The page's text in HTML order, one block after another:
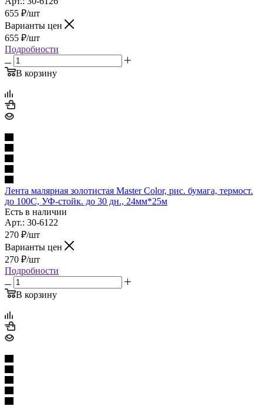
655 ₽/шт
Варианты цен
655 ₽/шт
Подробности
В корзину
Лента малярная золотистая Master Color, рис. бумага, термост.
до 100С, УФ-стойк. до 30 дн., 24мм*25м
Есть в наличии
Арт.: 30-6122
270 ₽/шт
Варианты цен
270 ₽/шт
Подробности
В корзину